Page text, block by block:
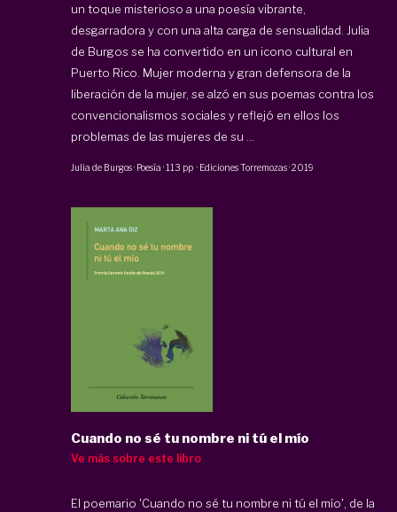
un toque misterioso a una poesía vibrante,
desgarradora y con una alta carga de sensualidad. Julia
de Burgos se ha convertido en un icono cultural en
Puerto Rico. Mujer moderna y gran defensora de la
liberación de la mujer, se alzó en sus poemas contra los
convencionalismos sociales y reflejó en ellos los
problemas de las mujeres de su ...
Julia de Burgos· Poesía ·113 pp · Ediciones Torremozas·2019
Cuando no sé tu nombre ni tú el mío
Ve más sobre este libro
El poemario 'Cuando no sé tu nombre ni tú el mío', de la